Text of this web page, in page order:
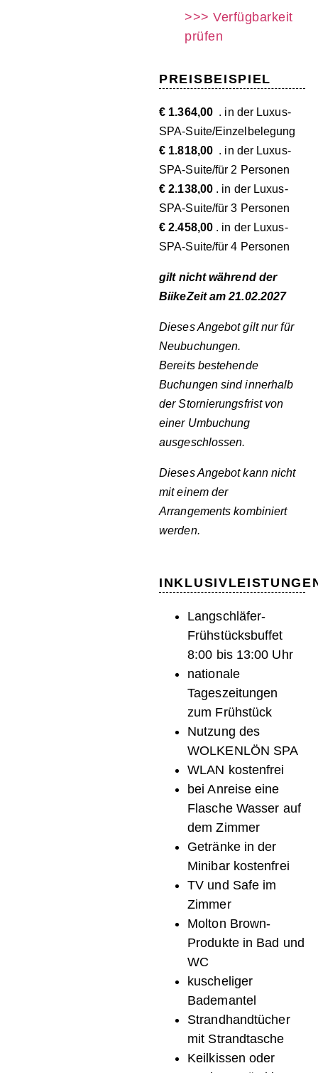
>>> Verfügbarkeit
prüfen
PREISBEISPIEL
€ 1.364,00 . in der Luxus-
SPA-Suite/Einzelbelegung
€ 1.818,00 . in der Luxus-
SPA-Suite/für 2 Personen
€ 2.138,00 . in der Luxus-
SPA-Suite/für 3 Personen
€ 2.458,00 . in der Luxus-
SPA-Suite/für 4 Personen
gilt nicht während der
BiikeZeit am 21.02.2027
Dieses Angebot gilt nur für
Neubuchungen.
Bereits bestehende
Buchungen sind innerhalb
der Stornierungsfrist von
einer Umbuchung
ausgeschlossen.
Dieses Angebot kann nicht
mit einem der
Arrangementskombiniert
werden.
Langschläfer-
Frühstücksbuffet
8:00 bis 13:00 Uhr
nationale
Tageszeitungen
zum Frühstück
Nutzung des
WOLKENLÖN SPA
WLAN kostenfrei
bei Anreise eine
Flasche Wasser auf
dem Zimmer
Getränke in der
Minibar kostenfrei
TV und Safe im
Zimmer
Molton Brown-
Produkte in Bad und
WC
kuscheliger
Bademantel
Strandhandtücher
mit Strandtasche
Keilkissen oder